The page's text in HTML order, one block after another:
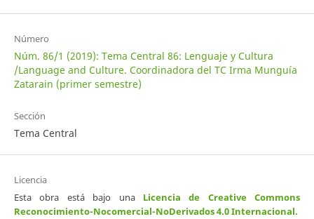
Número
Núm. 86/1 (2019): Tema Central 86: Lenguaje y Cultura
/Language and Culture. Coordinadora del TC Irma Munguía
Zatarain (primer semestre)
Sección
Tema Central
Licencia
Esta obra está bajo una Licencia de Creative Commons
Reconocimiento-Nocomercial-NoDerivados 4.0 Internacional.